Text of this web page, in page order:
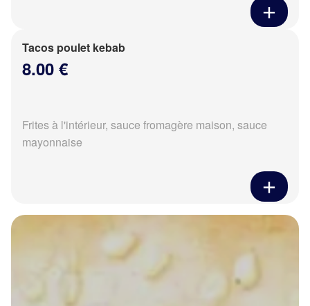
Tacos poulet kebab
8.00 €
Frites à l'intérieur, sauce fromagère maison, sauce
mayonnaise